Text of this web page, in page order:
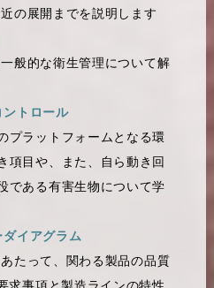
の展開までを説明します
般的な衛生管理について解
ントロール
プラットフォームとなる環
項目や、また、自ら動き回
である有害生物について学
ダイアグラム
たって、関わる製品の品質